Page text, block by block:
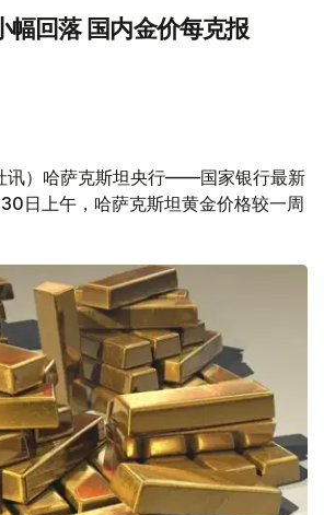
幅回落 国内金价每克报
讯）哈萨克斯坦央行——国家银行最新
日上午，哈萨克斯坦黄金价格较一周